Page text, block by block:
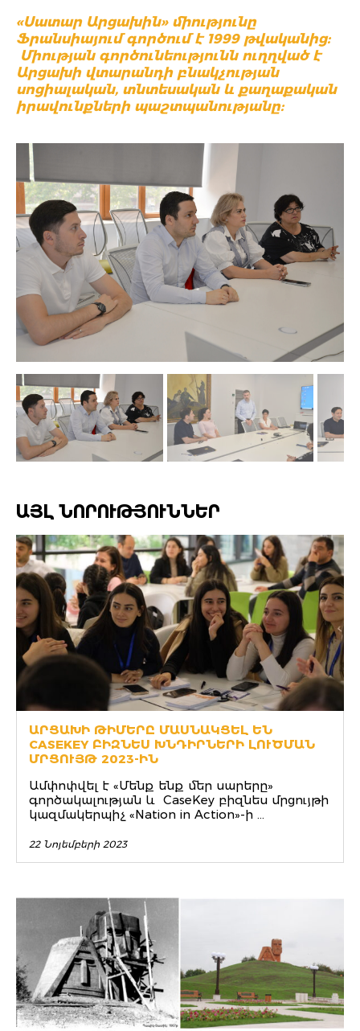
«Սատար Արցախին» միությունը
Ֆրանսիայում գործում է 1999 թվականից:
Միության գործունեությունն ուղղված է
Արցախի վտարանդի բնակչության
սոցիալական, տնտեսական և քաղաքական
իրավունքների պաշտպանությանը:
ԱՅԼ ՆՈՐՈՒԹՅՈՒՆՆԵՐ
ԱՐՑԱԽԻ ԹԻՄԵՐԸ ՄԱՍՆԱԿՑԵԼ ԵՆ
CASEKEY ԲԻԶՆԵՍ ԽՆԴԻՐՆԵՐԻ ԼՈՒԾՄԱՆ
ՄՐՑՈՒՅԹ 2023-ԻՆ
Ամփոփվել է «Մենք ենք մեր սարերը»
գործակալության և CaseKey բիզնես մրցույթի
կազմակերպիչ «Nation in Action»-ի ...
22 Նոյեմբերի 2023